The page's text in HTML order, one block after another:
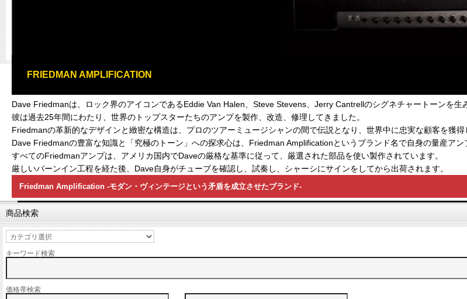
FRIEDMAN AMPLIFICATION
Dave Friedmanは、ロック界のアイコンであるEddie Van Halen、Steve Stevens、Jerry Cantrellのシグネチャートーンを生
彼は過去25年間にわたり、世界のトップスターたちのアンプを製作、改造、修理してきました。
Friedmanの革新的なデザインと緻密な構造は、プロのツアーミュージシャンの間で伝説となり、世界中に忠実な顧客を獲得
Dave Friedmanの豊富な知識と「究極のトーン」への探求心は、Friedman Amplificationというブランド名で自身の量産アン
すべてのFriedmanアンプは、アメリカ国内でDaveの厳格な基準に従って、厳選された部品を使い製作されています。
厳しいバーンイン工程を経た後、Dave自身がチューブを確認し、試奏し、シャーシにサインをしてから出荷されます。
Friedman Amplification -モダン・ヴィンテージという矛盾を成立させたブランド-
商品検索
キーワード検索
価格帯検索